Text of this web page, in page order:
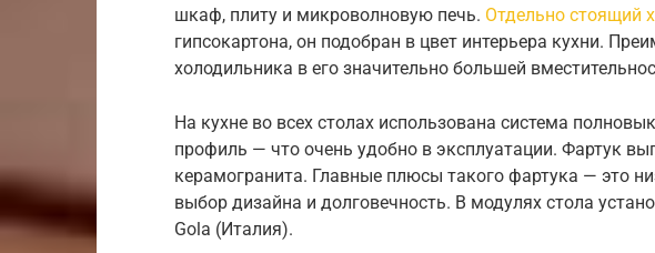
шкаф, плиту и микроволновую печь. Отдельно стоящий
гипсокартона, он подобран в цвет интерьера кухни.
холодильника в его значительно большей
На кухне во всех столах использована система
профиль — что очень удобно в эксплуатации. Фартук
керамогранита. Главные плюсы такого фартука — это
выбор дизайна и долговечность. В модулях стола
Gola (Италия).